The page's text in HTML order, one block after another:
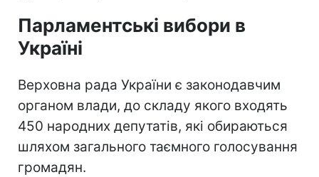
Парламентські вибори в
Україні
Верховна рада України є законодавчим
органом влади, до складу якого входять
450 народних депутатів, які обираються
шляхом загального таємного голосування
громадян.